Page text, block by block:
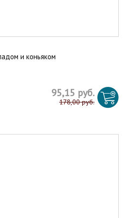
и коньяком
95,15 руб.
178,00 руб.